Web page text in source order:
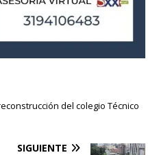
del colegio Técnico
SIGUIENTE